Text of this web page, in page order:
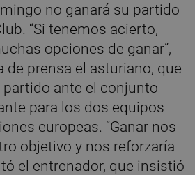
no ganará su partido
“Si tenemos acierto,
opciones de ganar”,
de prensa el asturiano, que
ante el conjunto
para los dos equipos
europeas. “Ganar nos
objetivo y nos reforzaría
el entrenador, que insistió